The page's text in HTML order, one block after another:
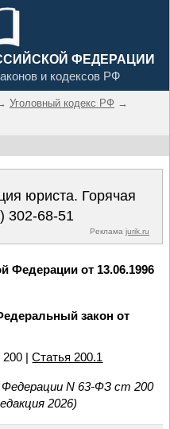
ФЕДЕРАЦИИ
и кодексов РФ
Уголовный кодекс РФ →
юриста. Горячая
302-68-51
Реклама jurik.ru
Федерации от 13.06.1996
закон от
200 |Статья 200.1
Федерации N 63-ФЗ ст 200
2026)